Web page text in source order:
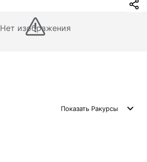
Нет изображения
Показать Ракурсы